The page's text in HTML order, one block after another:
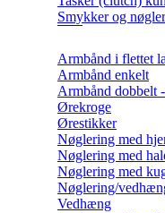
Smykker og
Armbånd i flettet
Armbånd enkelt
Armbånd dobbelt
Ørekroge
Ørestikker
Nøglering med
Nøglering med
Nøglering med
Nøglering/
Vedhæng